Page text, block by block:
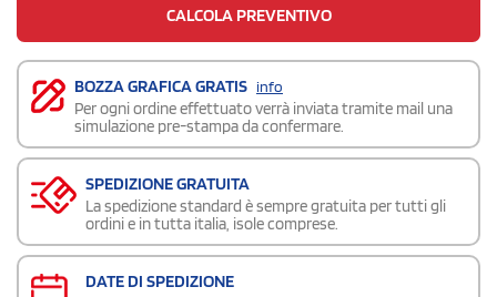
CALCOLA PREVENTIVO
BOZZA GRAFICA GRATIS info
Per ogni ordine effettuato verrà inviata tramite mail una
simulazione pre-stampa da confermare.
SPEDIZIONE GRATUITA
La spedizione standard è sempre gratuita per tutti gli
ordini e in tutta italia, isole comprese.
DATE DI SPEDIZIONE